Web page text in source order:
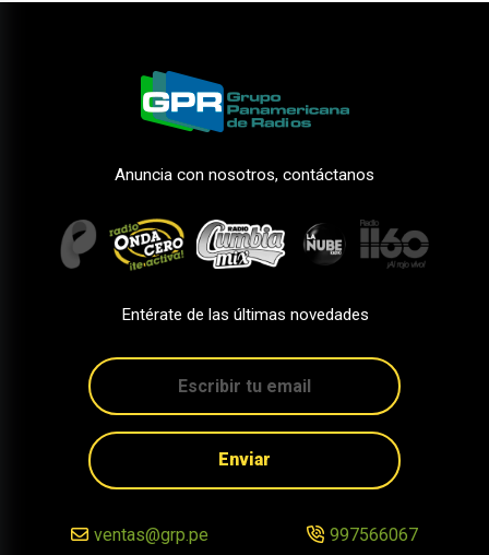
Anuncia con nosotros, contáctanos
Entérate de las últimas novedades
Enviar
ventas@grp.pe 997566067